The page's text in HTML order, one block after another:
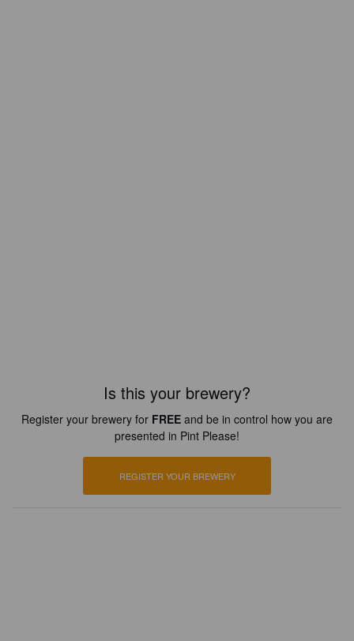
Is this your brewery?
Register your brewery for FREE and be in control how you are
presented in Pint Please!
REGISTER YOUR BREWERY